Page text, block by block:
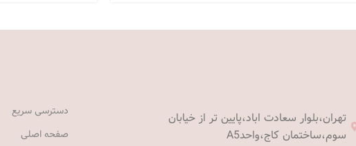
تهران،بلوار سعادت اباد،پایین تر از خیابان
سوم،ساختمان کاج،واحدA5
دسترسی سریع
صفحه اصلی